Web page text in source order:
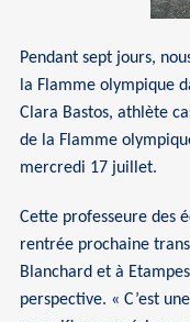
Pendant sept jours,
la Flamme olympique
Clara Bastos, athlète
de la Flamme
mercredi 17 juillet.
Cette professeure des
rentrée prochaine
Blanchard et à
perspective. « C’est